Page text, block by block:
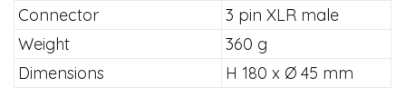
Connector
3 pin XLR male
Weight
360 g
Dimensions
H 180 x Ø 45 mm